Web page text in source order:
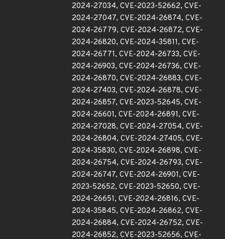
2024-27034, CVE-2023-52662, CVE-
2024-27047, CVE-2024-26874, CVE-
2024-26779, CVE-2024-26872, CVE-
2024-26820, CVE-2024-35811, CVE-
2024-26771, CVE-2024-26733, CVE-
2024-26903, CVE-2024-26736, CVE-
2024-26870, CVE-2024-26883, CVE-
2024-27403, CVE-2024-26878, CVE-
2024-26857, CVE-2023-52645, CVE-
2024-26601, CVE-2024-26891, CVE-
2024-27028, CVE-2024-27054, CVE-
2024-26804, CVE-2024-27405, CVE-
2024-35830, CVE-2024-26898, CVE-
2024-26754, CVE-2024-26793, CVE-
2024-26747, CVE-2024-26901, CVE-
2023-52652, CVE-2023-52650, CVE-
2024-26651, CVE-2024-26816, CVE-
2024-35845, CVE-2024-26862, CVE-
2024-26884, CVE-2024-26752, CVE-
2024-26852, CVE-2023-52656, CVE-